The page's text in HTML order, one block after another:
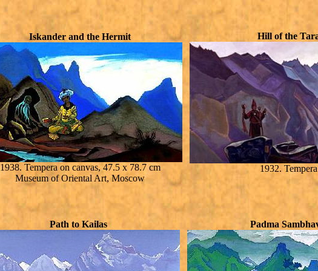
Iskander and the Hermit
1938. Tempera on canvas, 47.5 x 78.7 cm
Museum of Oriental Art, Moscow
Hill of the
1932. Tempera
Path to Kailas Padma